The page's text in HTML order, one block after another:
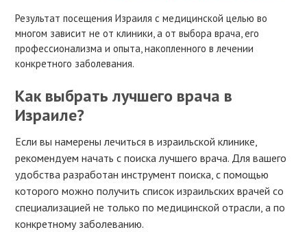
Результат посещения Израиля с медицинской целью во
многом зависит не от клиники, а от выбора врача, его
профессионализма и опыта, накопленного в лечении
конкретного заболевания.
Как выбрать лучшего врача в
Израиле?
Если вы намерены лечиться в израильской клинике,
рекомендуем начать с поиска лучшего врача. Для вашего
удобства разработан инструмент поиска, с помощью
которого можно получить список израильских врачей со
специализацией не только по медицинской отрасли, а по
конкретному заболеванию.